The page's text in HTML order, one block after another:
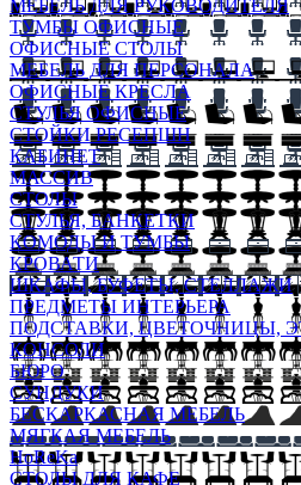
МЕБЕЛЬ ДЛЯ РУКОВОДИТЕЛЯ
ТУМБЫ ОФИСНЫЕ
ОФИСНЫЕ СТОЛЫ
МЕБЕЛЬ ДЛЯ ПЕРСОНАЛА
ОФИСНЫЕ КРЕСЛА
СТУЛЬЯ ОФИСНЫЕ
СТОЙКИ РЕСЕПШН
КАБИНЕТ
МАССИВ
СТОЛЫ
СТУЛЬЯ, БАНКЕТКИ
КОМОДЫ И ТУМБЫ
КРОВАТИ
ШКАФЫ, БУФЕТЫ, СТЕЛЛАЖИ
ПРЕДМЕТЫ ИНТЕРЬЕРА
ПОДСТАВКИ, ЦВЕТОЧНИЦЫ,
КОНСОЛИ
БЮРО
СУНДУКИ
БЕСКАРКАСНАЯ МЕБЕЛЬ
МЯГКАЯ МЕБЕЛЬ
HoReKa
СТОЛЫ ДЛЯ КАФЕ